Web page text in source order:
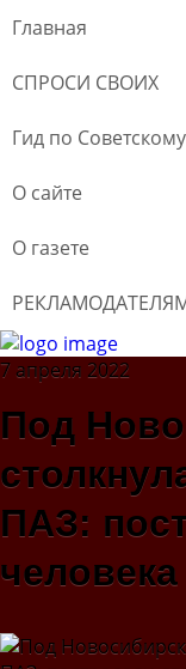
Главная
СПРОСИ СВОИХ
Гид по Советскому
О сайте
О газете
7 апреля 2022
Под
ПАЗ:
человека